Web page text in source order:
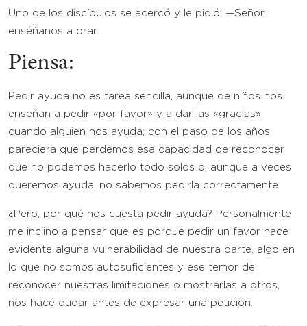
Uno de los discípulos se acercó y le pidió: —Señor,
enséñanos a orar.
Piensa:
Pedir ayuda no es tarea sencilla, aunque de niños nos
enseñan a pedir «por favor» y a dar las «gracias»,
cuando alguien nos ayuda; con el paso de los años
pareciera que perdemos esa capacidad de reconocer
que no podemos hacerlo todo solos o, aunque a veces
queremos ayuda, no sabemos pedirla correctamente.
¿Pero, por qué nos cuesta pedir ayuda? Personalmente
me inclino a pensar que es porque pedir un favor hace
evidente alguna vulnerabilidad de nuestra parte, algo en
lo que no somos autosuficientes y ese temor de
reconocer nuestras limitaciones o mostrarlas a otros,
nos hace dudar antes de expresar una petición.